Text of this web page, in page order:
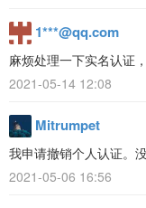
1***@qq.com
麻烦处理一下实名认证
2021-05-14 12:08
Mitrumpet
我申请撤销个人认证。
2021-05-06 16:56